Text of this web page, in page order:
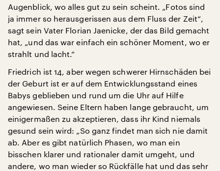
Augenblick, wo alles gut zu sein scheint. „Fotos sind
ja immer so herausgerissen aus dem Fluss der Zeit“,
sagt sein Vater Florian Jaenicke, der das Bild gemacht
hat, „und das war einfach ein schöner Moment, wo er
strahlt und lacht.“
Friedrich ist 14, aber wegen schwerer Hirnschäden bei
der Geburt ist er auf dem Entwicklungsstand eines
Babys geblieben und rund um die Uhr auf Hilfe
angewiesen. Seine Eltern haben lange gebraucht, um
einigermaßen zu akzeptieren, dass ihr Kind niemals
gesund sein wird: „So ganz findet man sich nie damit
ab. Aber es gibt natürlich Phasen, wo man ein
bisschen klarer und rationaler damit umgeht, und
andere, wo man wieder so Rückfälle hat und das sehr